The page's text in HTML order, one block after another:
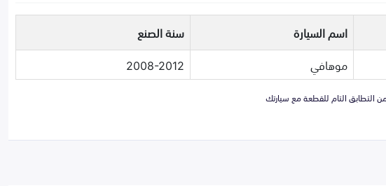
اسم السيارة
سنة الصنع
موهافي 2008-2012